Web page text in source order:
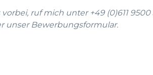
vorbei, ruf mich unter +49 (0)611 9500
unser Bewerbungsformular.